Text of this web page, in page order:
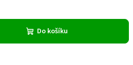
Do košíku